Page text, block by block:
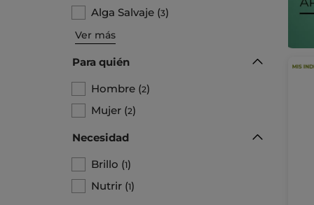
Alga Salvaje (3)
Ver más
Para quién
Hombre (2)
Mujer (2)
Necesidad
Brillo (1)
Nutrir (1)